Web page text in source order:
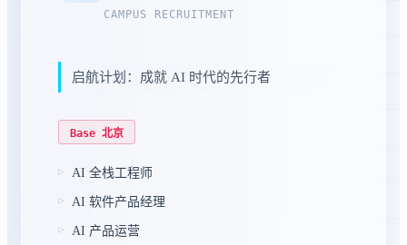
CAMPUS RECRUITMENT
启航计划：成就 AI 时代的先行者
Base 北京
AI 全栈工程师
AI 软件产品经理
AI 产品运营